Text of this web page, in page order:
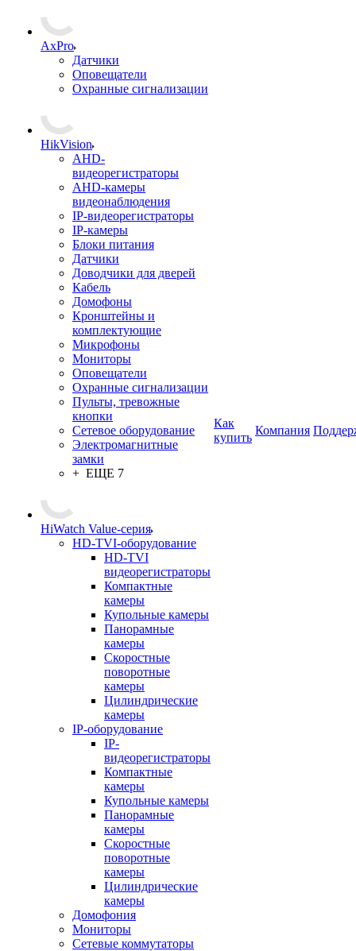
AxPro
Датчики
Оповещатели
Охранные сигнализации
HikVision
AHD-
видеорегистраторы
AHD-камеры
видеонаблюдения
IP-видеорегистраторы
IP-камеры
Блоки питания
Датчики
Доводчики для дверей
Кабель
Домофоны
Кронштейны и
комплектующие
Микрофоны
Мониторы
Оповещатели
Охранные сигнализации
Пульты, тревожные
кнопки
Сетевое оборудование
Электромагнитные
замки
+ ЕЩЕ 7
HiWatch Value-серия
HD-TVI-оборудование
HD-TVI
видеорегистраторы
Компактные
камеры
Купольные камеры
Панорамные
камеры
Скоростные
поворотные
камеры
Цилиндрические
камеры
IP-оборудование
IP-
видеорегистраторы
Компактные
камеры
Купольные камеры
Панорамные
камеры
Скоростные
поворотные
камеры
Цилиндрические
камеры
Домофония
Мониторы
Сетевые коммутаторы
Как
купить
Компания